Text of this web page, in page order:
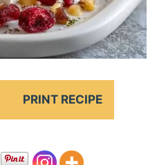
PRINT RECIPE